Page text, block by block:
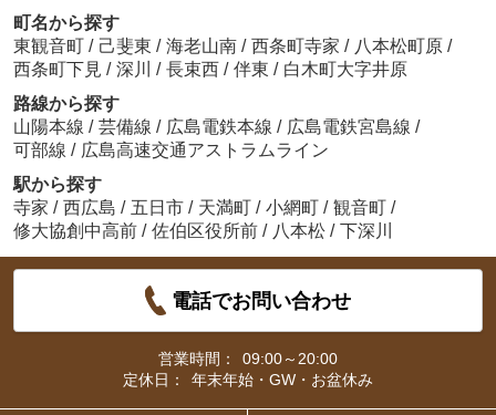
町名から探す
東観音町 / 己斐東 / 海老山南 / 西条町寺家 / 八本松町原 /
西条町下見 / 深川 / 長束西 / 伴東 / 白木町大字井原
路線から探す
山陽本線 / 芸備線 / 広島電鉄本線 / 広島電鉄宮島線 /
可部線 / 広島高速交通アストラムライン
駅から探す
寺家 / 西広島 / 五日市 / 天満町 / 小網町 / 観音町
/
修大協創中高前 / 佐伯区役所前 / 八本松 / 下深川
電話でお問い合わせ
営業時間：
09:00～20:00
定休日：
年末年始・GW・お盆休み